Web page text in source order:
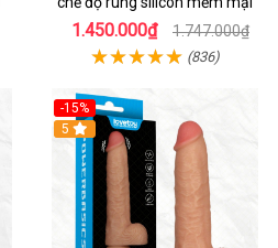
1.450.000₫ 1.747.000₫
(836)
-15%
Hot
5